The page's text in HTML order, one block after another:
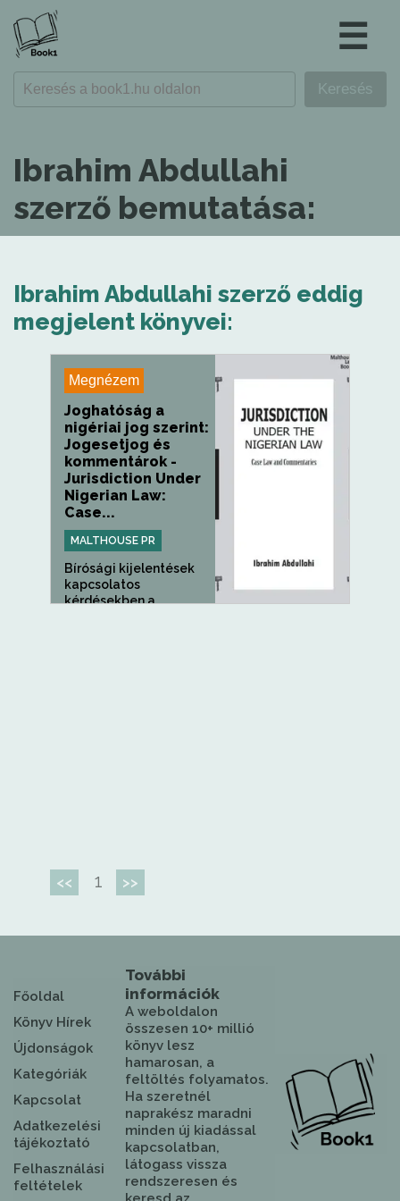
☰
Ibrahim Abdullahi
szerző bemutatása:
Ibrahim Abdullahi szerző eddig
megjelent könyvei:
Megnézem
Joghatóság a
nigériai jog szerint:
Jogesetjog és
kommentárok -
Jurisdiction Under
Nigerian Law:
Case...
MALTHOUSE PR
Bírósági kijelentések
kapcsolatos
kérdésekben a...
<< 1 >>
Főoldal
Könyv Hírek
Újdonságok
Kategóriák
Kapcsolat
Adatkezelési
tájékoztató
Felhasználási
feltételek
További
információk
A weboldalon
összesen 10+ millió
könyv lesz
hamarosan, a
feltöltés folyamatos.
Ha szeretnél
naprakész maradni
minden új kiadással
kapcsolatban,
látogass vissza
rendszeresen és